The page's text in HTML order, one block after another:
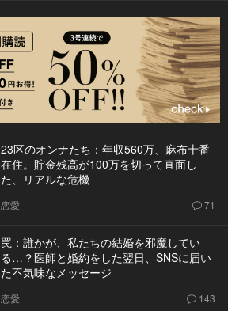
23区のオンナたち：年収560万、麻布十番
在住。貯金残高が100万を切って直面し
た、リアルな危機
恋愛 71
罠：誰かが、私たちの結婚を邪魔してい
る…？医師と婚約をした翌日、SNSに届い
た不気味なメッセージ
恋愛 143